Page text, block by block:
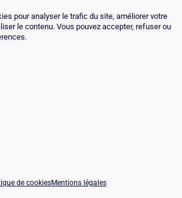
pour analyser le trafic du site, améliorer votre
le contenu. Vous pouvez accepter, refuser ou
de cookiesMentions légales
car les choix de mots clés
selon qu’ils sont à la
êtes au courant des
développer en chapitre les
:
15 min avec un expert SEO / GEO